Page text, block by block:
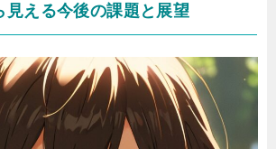
見える今後の課題と展望